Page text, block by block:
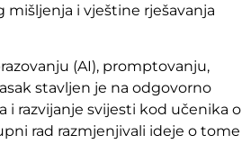
i vještine rješavanja
(AI), promptovanju,
stavljen je na odgovorno
razvijanje svijesti kod učenika o
rad razmjenjivali ideje o tome